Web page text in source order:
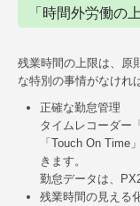
確定申告
ワンストップサービ
よくある質問
採用情報
「時間外労働の
残業時間の上限は、原
な特別の事情がなけれ
正確な勤怠管理
タイムレコーダー
「Touch On Time
きます。
勤怠データは、
残業時間の見える